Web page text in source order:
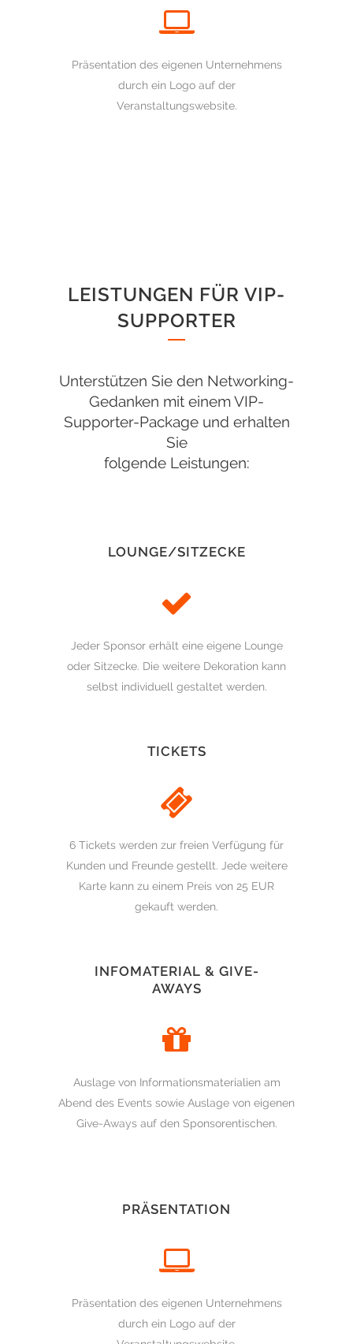
Präsentation des eigenen Unternehmens
durch ein Logo auf der
Veranstaltungswebsite.
LEISTUNGEN FÜR VIP-
SUPPORTER
Unterstützen Sie den Networking-
Gedanken mit einem VIP-
Supporter-Package und erhalten
Sie
folgende Leistungen:
LOUNGE/SITZECKE
Jeder Sponsor erhält eine eigene Lounge
oder Sitzecke. Die weitere Dekoration kann
selbst individuell gestaltet werden.
TICKETS
6 Tickets werden zur freien Verfügung für
Kunden und Freunde gestellt. Jede weitere
Karte kann zu einem Preis von 25 EUR
gekauft werden.
INFOMATERIAL & GIVE-
AWAYS
Auslage von Informationsmaterialien am
Abend des Events sowie Auslage von eigenen
Give-Aways auf den Sponsorentischen.
PRÄSENTATION
Präsentation des eigenen Unternehmens
durch ein Logo auf der